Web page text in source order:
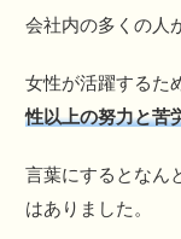
会社内の多くの人
女性が活躍するた
性以上の努力と苦
言葉にするとなん
はありました。